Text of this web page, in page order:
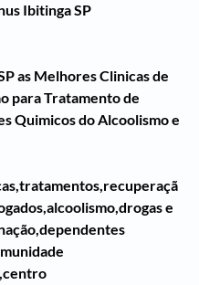
Ibitinga SP
as Melhores Clinicas de
para Tratamento de
Quimicos do Alcoolismo e
e